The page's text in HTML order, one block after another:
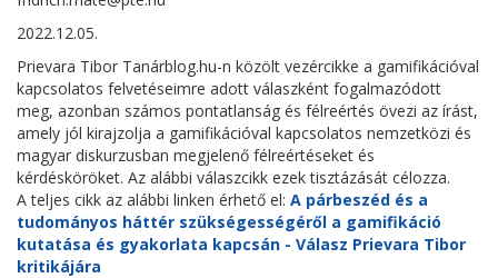
2022.12.05.
Prievara Tibor Tanárblog.hu-n közölt vezércikke a gamifikációval
kapcsolatos felvetéseimre adott válaszként fogalmazódott
meg, azonban számos pontatlanság és félreértés övezi az írást,
amely jól kirajzolja a gamifikációval kapcsolatos nemzetközi és
magyar diskurzusban megjelenő félreértéseket és
kérdésköröket. Az alábbi válaszcikk ezek tisztázását célozza.
A teljes cikk az alábbi linken érhető el: A párbeszéd és a
tudományos háttér szükségességéről a gamifikáció
kutatása és gyakorlata kapcsán - Válasz Prievara Tibor
kritikájára